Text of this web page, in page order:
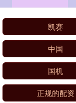
凯赛
中国
国机
正规的配资